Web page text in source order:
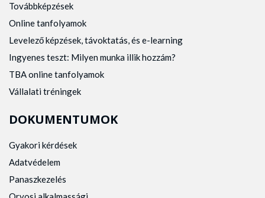
Továbbképzések
Online tanfolyamok
Levelező képzések, távoktatás, és e-learning
Ingyenes teszt: Milyen munka illik hozzám?
TBA online tanfolyamok
Vállalati tréningek
DOKUMENTUMOK
Gyakori kérdések
Adatvédelem
Panaszkezelés